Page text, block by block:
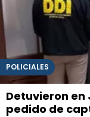
POLICIALES
Detuvieron en
pedido de